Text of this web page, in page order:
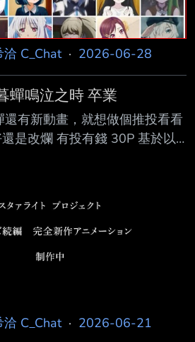
洽 C_Chat· 2026-06-28
蟬鳴泣之時 卒業
有新動畫，就想做個推投看看
是改爛 有投有錢 30P 基於以
有過百票就不會計算了 -- いつ
く■■■
watch?
洽 C_Chat· 2026-06-21